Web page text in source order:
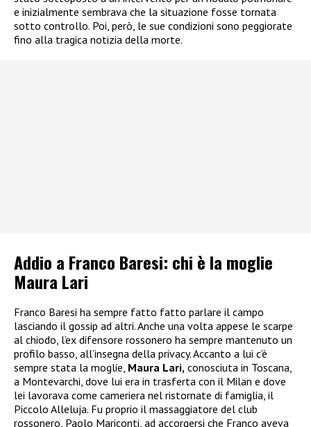
e inizialmente sembrava che la situazione fosse tornata
sotto controllo. Poi, però, le sue condizioni sono peggiorate
fino alla tragica notizia della morte.
Addio a Franco Baresi: chi è la moglie
Maura Lari
Franco Baresi ha sempre fatto fatto parlare il campo
lasciando il gossip ad altri. Anche una volta appese le scarpe
al chiodo, l’ex difensore rossonero ha sempre mantenuto un
profilo basso, all’insegna della privacy. Accanto a lui c’è
sempre stata la moglie, Maura Lari, conosciuta in Toscana,
a Montevarchi, dove lui era in trasferta con il Milan e dove
lei lavorava come cameriera nel ristornate di famiglia, il
Piccolo Alleluja. Fu proprio il massaggiatore del club
rossonero, Paolo Mariconti, ad accorgersi che Franco aveva